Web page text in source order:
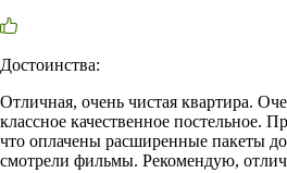
Достоинства:
Отличная, очень чистая квартира.
классное качественное постельное.
что оплачены расширенные пакеты
смотрели фильмы. Рекомендую,